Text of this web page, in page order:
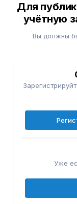
Для
учётную
Вы должны
Уже